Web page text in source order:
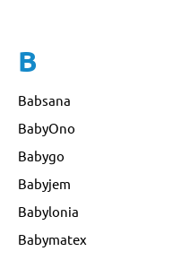
B
Babsana
BabyOno
Babygo
Babyjem
Babylonia
Babymatex